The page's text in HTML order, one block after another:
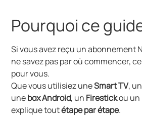
Pourquoi ce
Si vous avez reçu un abonnement
ne savez pas par où commencer,
pour vous.
Que vous utilisiez uneSmart TV,
unebox Android, un Firestickou un
explique toutétape par étape.